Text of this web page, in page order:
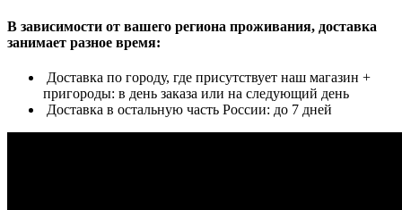
В зависимости от вашего региона проживания, доставка
занимает разное время:
Доставка по городу, где присутствует наш магазин +
пригороды: в день заказа или на следующий день
Доставка в остальную часть России: до 7 дней